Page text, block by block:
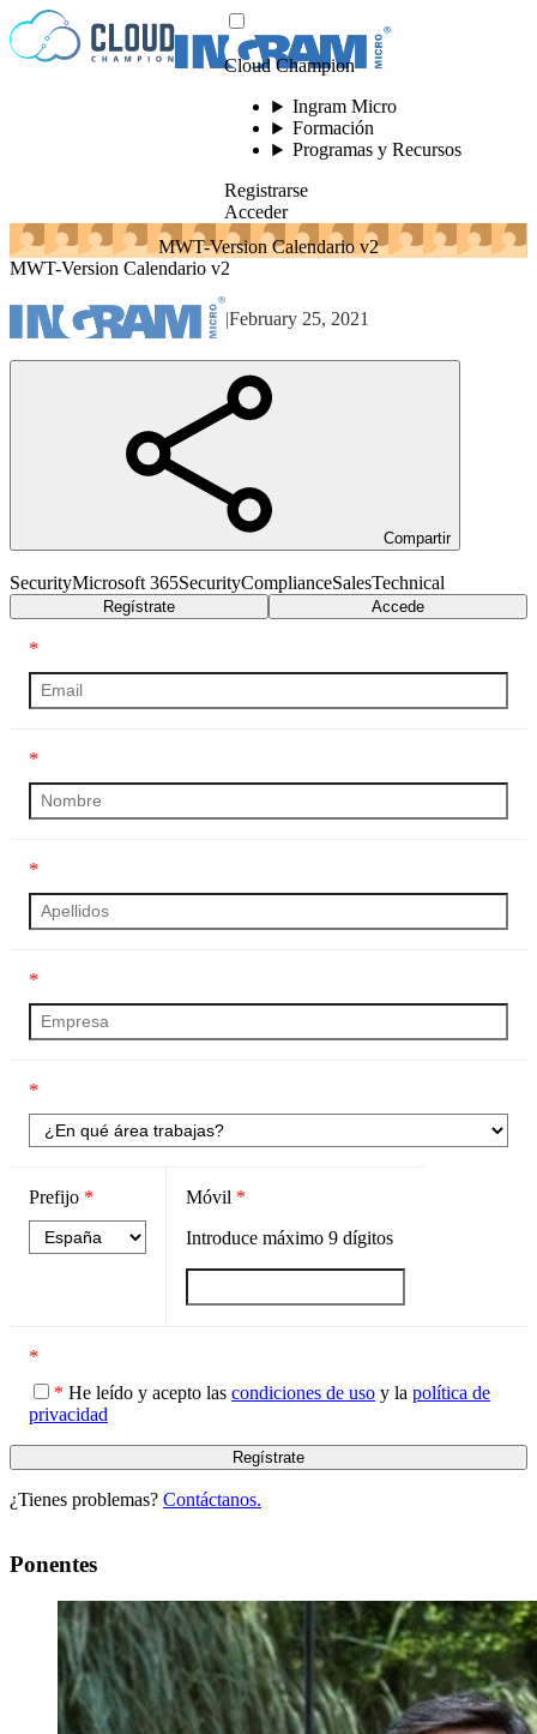
Saltar al contenido
Cloud Champion
Ingram Micro
Formación
Programas y Recursos
Registrarse
Acceder
MWT-Version Calendario v2
MWT-Version Calendario v2
|February 25, 2021
Compartir
SecurityMicrosoft 365SecurityComplianceSalesTechnical
Regístrate Accede
*
*
*
*
*
Prefijo * Móvil *
Introduce máximo 9dígitos
*
* He leído y acepto las condiciones de uso y la política de
privacidad
¿Tienes problemas? Contáctanos.
Ponentes